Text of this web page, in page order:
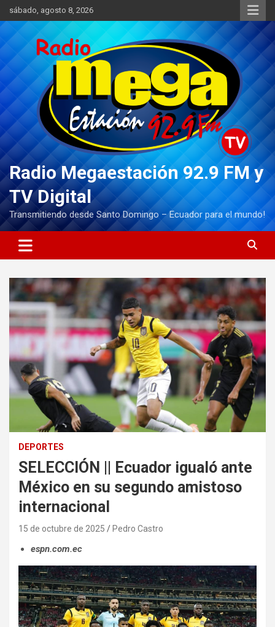
Saltar
al
contenido
sábado, agosto 8, 2026
Radio Megaestación 92.9 FM y
TV Digital
Transmitiendo desde Santo Domingo – Ecuador para el mundo!
DEPORTES
SELECCIÓN || Ecuador igualó ante
México en su segundo amistoso
internacional
15 de octubre de 2025 Pedro Castro
espn.com.ec